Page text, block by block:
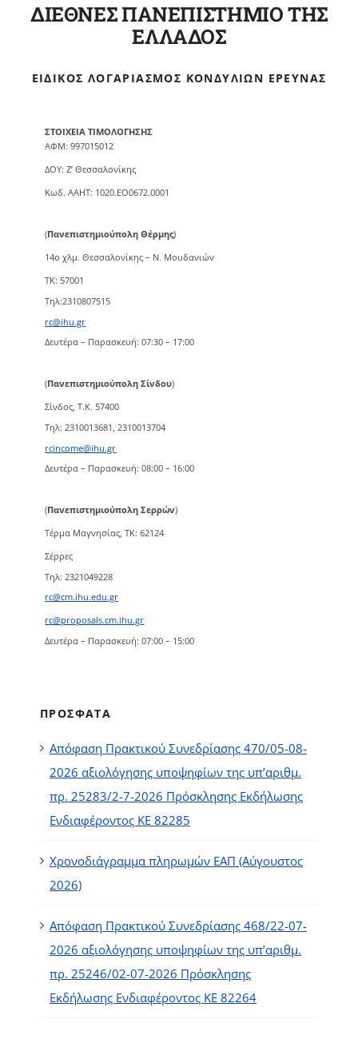
ΔΙΕΘΝΕΣ ΠΑΝΕΠΙΣΤΗΜΙΟ ΤΗΣ
ΕΛΛΑΔΟΣ
ΕΙΔΙΚΌΣ ΛΟΓΑΡΙΑΣΜΌΣ ΚΟΝΔΥΛΊΩΝ ΈΡΕΥΝΑΣ
ΣΤΟΙΧΕΙΑ ΤΙΜΟΛΟΓΗΣΗΣ
ΑΦΜ: 997015012
ΔΟΥ: Ζ’ Θεσσαλονίκης
Κωδ. ΑΑΗΤ: 1020.ΕΟ0672.0001
(Πανεπιστημιούπολη Θέρμης)
14ο χλμ. Θεσσαλονίκης – Ν. Μουδανιών
TK: 57001
Τηλ:2310807515
rc@ihu.gr
Δευτέρα – Παρασκευή: 07:30 – 17:00
(Πανεπιστημιούπολη Σίνδου)
Σίνδος, Τ.Κ. 57400
Τηλ: 2310013681, 2310013704
rcincome@ihu.gr
Δευτέρα – Παρασκευή: 08:00 – 16:00
(Πανεπιστημιούπολη Σερρών)
Τέρμα Μαγνησίας, ΤΚ: 62124
Σέρρες
Τηλ: 2321049228
rc@cm.ihu.edu.gr
rc@proposals.cm.ihu.gr
Δευτέρα – Παρασκευή: 07:00 – 15:00
ΠΡΟΣΦΑΤΑ
Απόφαση Πρακτικού Συνεδρίασης 470/05-08-
2026 αξιολόγησης υποψηφίων της υπ’αριθμ.
πρ. 25283/2-7-2026 Πρόσκλησης Εκδήλωσης
Ενδιαφέροντος ΚΕ 82285
Χρονοδιάγραμμα πληρωμών ΕΑΠ (Αύγουστος
2026)
Απόφαση Πρακτικού Συνεδρίασης 468/22-07-
2026 αξιολόγησης υποψηφίων της υπ’αριθμ.
πρ. 25246/02-07-2026 Πρόσκλησης
Εκδήλωσης Ενδιαφέροντος ΚΕ 82264